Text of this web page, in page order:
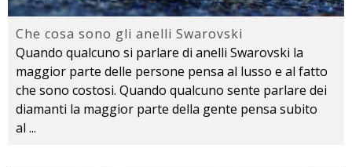
Che cosa sono gli anelli Swarovski
Quando qualcuno si parlare di anelli Swarovski la
maggior parte delle persone pensa al lusso e al fatto
che sono costosi. Quando qualcuno sente parlare dei
diamanti la maggior parte della gente pensa subito
al ...